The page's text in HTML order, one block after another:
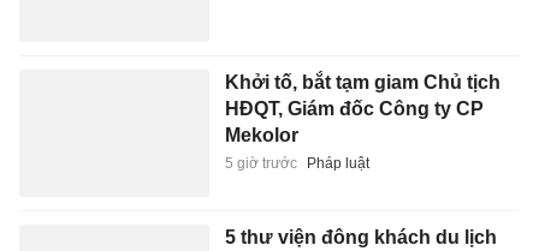
Khởi tố, bắt tạm giam Chủ tịch
HĐQT, Giám đốc Công ty CP
Mekolor
5 giờ trước Pháp luật
5 thư viện đông khách du lịch